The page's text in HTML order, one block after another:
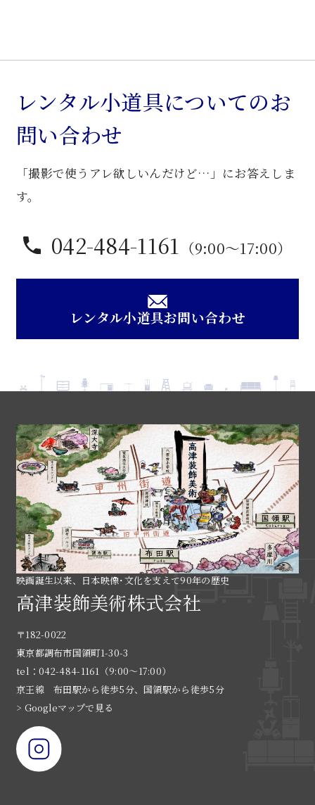
布
張
り
子
レンタル小道具についてのお
問い合わせ
「撮影で使うアレ欲しいんだけど…」にお答えしま
す。
042-484-1161 （9:00〜17:00）
レンタル小道具お問い合わせ
映画誕生以来、日本映像･文化を支えて90年の歴史
高津装飾美術株式会社
〒182-0022
東京都調布市国領町1-30-3
tel：042-484-1161（9:00〜17:00）
京王線 布田駅から徒歩5分、国領駅から徒歩5分
> Googleマップで見る